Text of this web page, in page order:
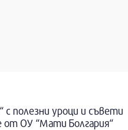
с полезни уроци и съвети
от ОУ “Мати Болгария“